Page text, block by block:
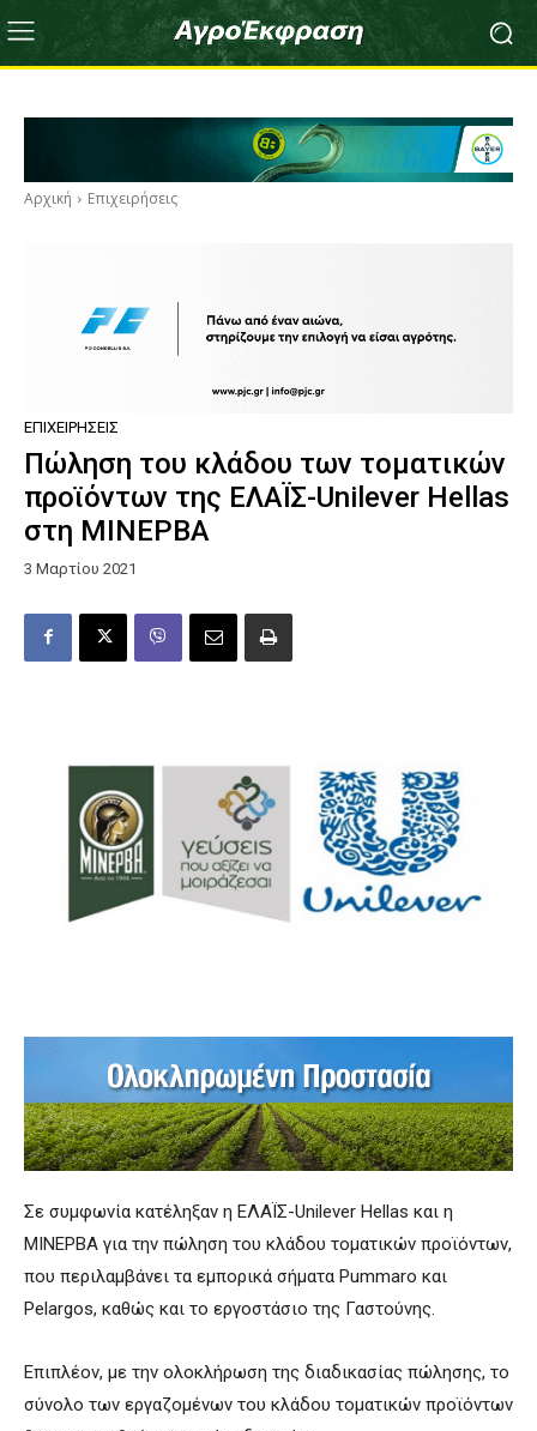
Αρχική Επιχειρήσεις
ΕΠΙΧΕΙΡΉΣΕΙΣ
Πώληση του κλάδου των τοματικών
προϊόντων της ΕΛΑΪΣ-Unilever Hellas
στη ΜΙΝΕΡΒΑ
3 Μαρτίου 2021
Σε συμφωνία κατέληξαν η ΕΛΑΪΣ-Unilever Hellas και η
ΜΙΝΕΡΒΑ για την πώληση του κλάδου τοματικών προϊόντων,
που περιλαμβάνει τα εμπορικά σήματα Pummaro και
Pelargos, καθώς και το εργοστάσιο της Γαστούνης.
Επιπλέον, με την ολοκλήρωση της διαδικασίας πώλησης, το
σύνολο των εργαζομένων του κλάδου τοματικών προϊόντων